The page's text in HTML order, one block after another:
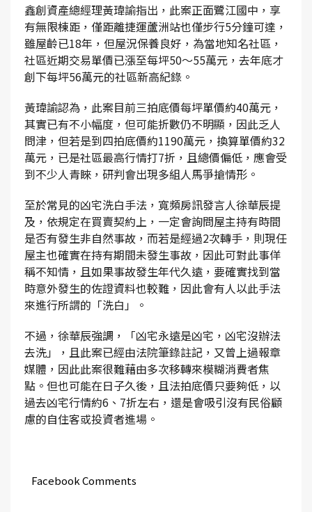
鑫創資產總經理黃瑋諭指出，此案正面鷺江國中，享
有無限棟距，僅距離捷運蘆洲站也僅步行5分鐘可達，
雖屋齡已18年，但屋況保養良好，為當地知名社區，
社區近期交易單價已漲至每坪50～55萬元，去年底才
創下每坪56萬元的社區新高紀錄。
黃瑋諭認為，此案目前三拍底價每坪單價約40萬元，
其實已有不小幅度，但可能折數仍不明顯，因此乏人
問津，但若是到四拍底價約1190萬元，換算單價約32
萬元，已是社區最高行情打7折，且總價偏低，應會受
到不少人青睞，研判會出現多組人馬爭搶情形。
至於常見的凶宅洗白手法，寬頻房訊發言人徐華辰提
及，依規定在買賣契約上，一定會詢問屋主持有時間
是否有發生非自然事故，而若是經過2次轉手，則現任
屋主也確實在持有期間未發生事故，因此可對此事佯
稱不知情，且如果事故發生年代久遠，要確實找到當
時意外發生的佐證資料也較難，因此會有人以此手法
來進行所謂的「洗白」。
不過，徐華辰強調，「凶宅永遠是凶宅，凶宅沒辦法
去洗」，且此案已經由法院筆錄註記，又曾上過報章
媒體，因此此案很難藉由多次移轉來模糊消費者焦
點。但也可能在日子久後，且法拍底價只要夠低，以
過去凶宅行情約6、7折左右，還是會吸引沒有民俗顧
慮的自住客或投資者進場。
Facebook Comments